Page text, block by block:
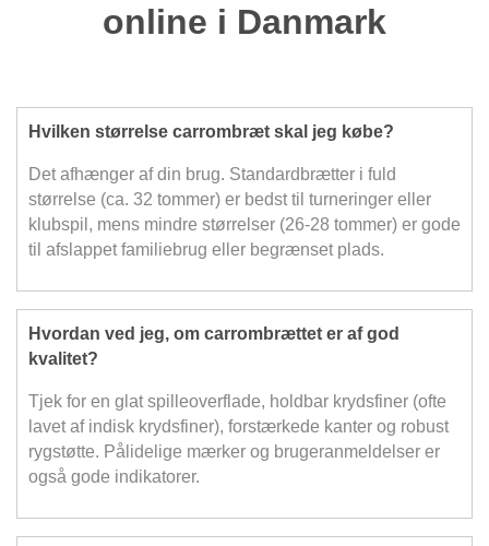
online i Danmark
Hvilken størrelse carrombræt skal jeg købe?
Det afhænger af din brug. Standardbrætter i fuld
størrelse (ca. 32 tommer) er bedst til turneringer eller
klubspil, mens mindre størrelser (26-28 tommer) er gode
til afslappet familiebrug eller begrænset plads.
Hvordan ved jeg, om carrombrættet er af god
kvalitet?
Tjek for en glat spilleoverflade, holdbar krydsfiner (ofte
lavet af indisk krydsfiner), forstærkede kanter og robust
rygstøtte. Pålidelige mærker og brugeranmeldelser er
også gode indikatorer.